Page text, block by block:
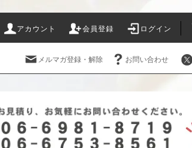
アカウント 会員登録 ログイン
メルマガ登録・解除 お問い合わせ